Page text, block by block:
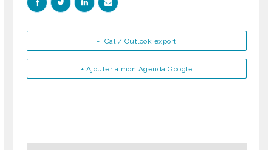
+ Ajouter à mon Agenda Google
+ iCal / Outlook export